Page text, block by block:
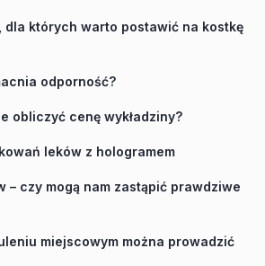
dla których warto postawić na kostkę
odporność?
obliczyć cenę wykładziny?
leków z hologramem
– czy mogą nam zastąpić prawdziwe
miejscowym można prowadzić